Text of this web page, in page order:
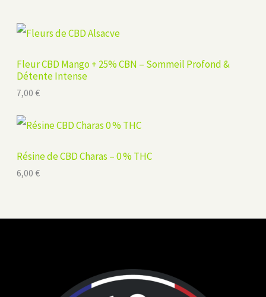
Fleur CBD Mango + 25% CBN – Sommeil Profond &
Détente Intense
7,00 €
Résine de CBD Charas – 0 % THC
6,00 €